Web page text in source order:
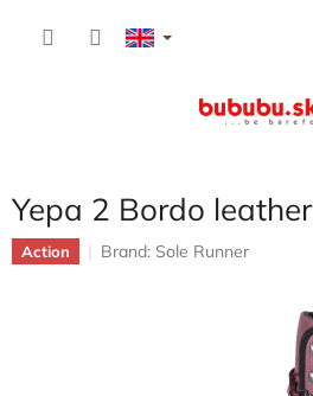
Yepa 2 Bordo leather
Action Brand: Sole Runner